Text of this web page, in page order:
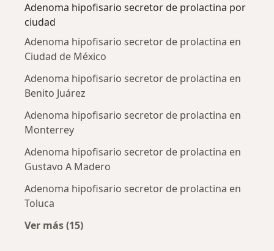
Adenoma hipofisario secretor de prolactina por
ciudad
Adenoma hipofisario secretor de prolactina en
Ciudad de México
Adenoma hipofisario secretor de prolactina en
Benito Juárez
Adenoma hipofisario secretor de prolactina en
Monterrey
Adenoma hipofisario secretor de prolactina en
Gustavo A Madero
Adenoma hipofisario secretor de prolactina en
Toluca
Ver más (15)